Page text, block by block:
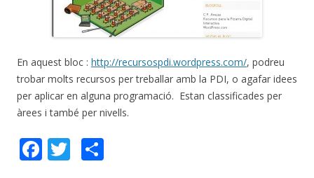
En aquest bloc : http://recursospdi.wordpress.com/, podreu
trobar molts recursos per treballar amb la PDI, o agafar idees
per aplicar en alguna programació. Estan classificades per
àrees i també per nivells.
F T